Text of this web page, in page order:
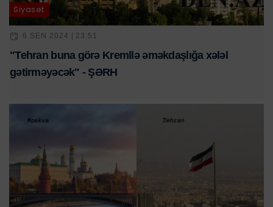
Siyasət
6 SEN 2024 | 23:51
"Tehran buna görə Kremllə əməkdaşlığa xələl
gətirməyəcək" - ŞƏRH